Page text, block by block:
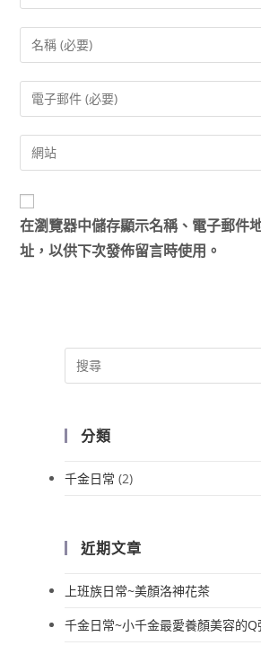
在瀏覽器中儲存顯示名稱、電子郵件
址，以供下次發佈留言時使用。
分類
千金日常 (2)
近期文章
上班族日常~美顏洛神花茶
千金日常~小千金最愛養顏美容的Q